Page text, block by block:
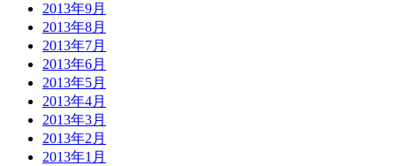
2013年9月
2013年8月
2013年7月
2013年6月
2013年5月
2013年4月
2013年3月
2013年2月
2013年1月